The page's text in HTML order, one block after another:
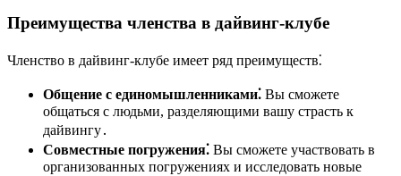
Преимущества членства в дайвинг-клубе
Членство в дайвинг-клубе имеет ряд преимуществ⁚
Общение с единомышленниками⁚ Вы сможете
общаться с людьми, разделяющими вашу страсть к
дайвингу․
Совместные погружения⁚ Вы сможете участвовать в
организованных погружениях и исследовать новые